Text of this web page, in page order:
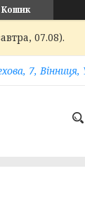
Кошик
07.08).
7, Вінниця,